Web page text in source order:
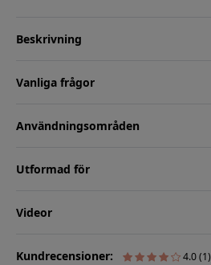
Beskrivning
Vanliga frågor
Användningsområden
Utformad för
Videor
Kundrecensioner: 4.0 (1)